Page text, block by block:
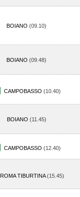
BOIANO (09.10)
BOIANO (09.48)
CAMPOBASSO (10.40)
BOIANO (11.45)
CAMPOBASSO (12.40)
ROMA TIBURTINA(15.45)